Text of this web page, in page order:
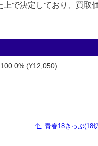
で決定しており、買取
100.0% (¥12,050)
青春18きっぷ(18